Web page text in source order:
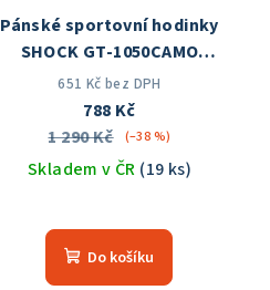
Pánské sportovní hodinky
SHOCK GT-1050CAMO
Skladem v ČR
651 Kč bez DPH
788 Kč
1 290 Kč
(–38 %)
Skladem v ČR (19 ks)
hodnocení
produktu
Do košíku